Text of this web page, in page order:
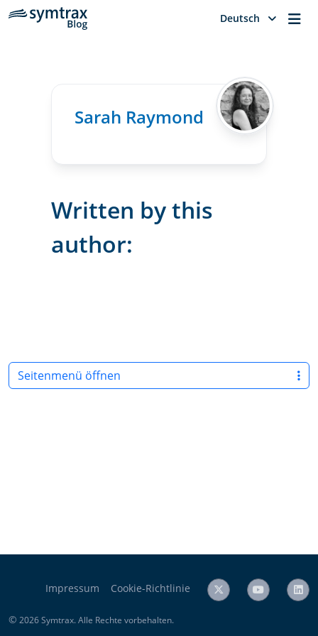
Deutsch
Sarah Raymond
Written by this
author:
Seitenmenü öffnen
© 2026 Symtrax. Alle Rechte vorbehalten.
Impressum Cookie-Richtlinie